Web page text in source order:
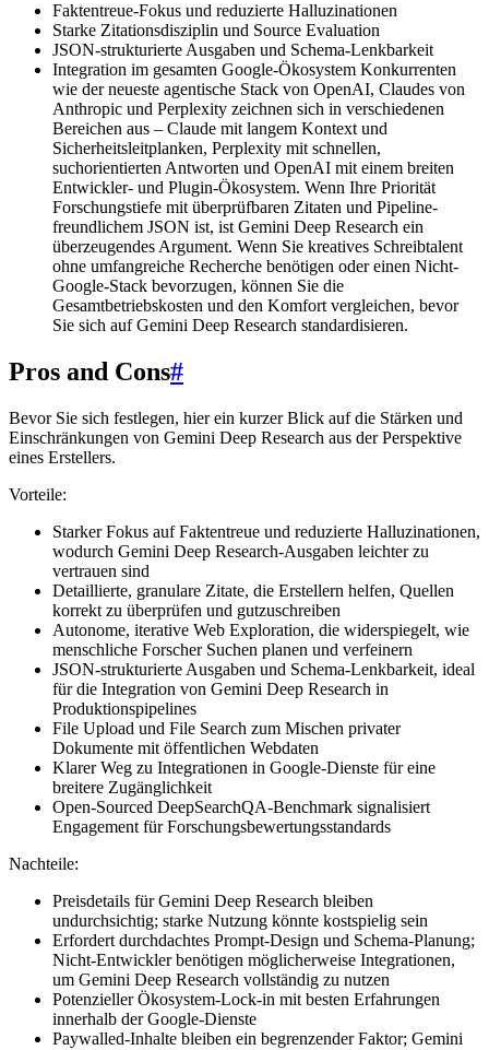
Faktentreue-Fokus und reduzierte Halluzinationen
Starke Zitationsdisziplin und Source Evaluation
JSON-strukturierte Ausgaben und Schema-Lenkbarkeit
Integration im gesamten Google-Ökosystem Konkurrenten
wie der neueste agentische Stack von OpenAI, Claudes von
Anthropic und Perplexity zeichnen sich in verschiedenen
Bereichen aus – Claude mit langem Kontext und
Sicherheitsleitplanken, Perplexity mit schnellen,
suchorientierten Antworten und OpenAI mit einem breiten
Entwickler- und Plugin-Ökosystem. Wenn Ihre Priorität
Forschungstiefe mit überprüfbaren Zitaten und Pipeline-
freundlichem JSON ist, ist Gemini Deep Research ein
überzeugendes Argument. Wenn Sie kreatives Schreibtalent
ohne umfangreiche Recherche benötigen oder einen Nicht-
Google-Stack bevorzugen, können Sie die
Gesamtbetriebskosten und den Komfort vergleichen, bevor
Sie sich auf Gemini Deep Research standardisieren.
Pros and Cons#
Bevor Sie sich festlegen, hier ein kurzer Blick auf die Stärken und
Einschränkungen von Gemini Deep Research aus der Perspektive
eines Erstellers.
Vorteile:
Starker Fokus auf Faktentreue und reduzierte Halluzinationen,
wodurch Gemini Deep Research-Ausgaben leichter zu
vertrauen sind
Detaillierte, granulare Zitate, die Erstellern helfen, Quellen
korrekt zu überprüfen und gutzuschreiben
Autonome, iterative Web Exploration, die widerspiegelt, wie
menschliche Forscher Suchen planen und verfeinern
JSON-strukturierte Ausgaben und Schema-Lenkbarkeit, ideal
für die Integration von Gemini Deep Research in
Produktionspipelines
File Upload und File Search zum Mischen privater
Dokumente mit öffentlichen Webdaten
Klarer Weg zu Integrationen in Google-Dienste für eine
breitere Zugänglichkeit
Open-Sourced DeepSearchQA-Benchmark signalisiert
Engagement für Forschungsbewertungsstandards
Nachteile:
Preisdetails für Gemini Deep Research bleiben
undurchsichtig; starke Nutzung könnte kostspielig sein
Erfordert durchdachtes Prompt-Design und Schema-Planung;
Nicht-Entwickler benötigen möglicherweise Integrationen,
um Gemini Deep Research vollständig zu nutzen
Potenzieller Ökosystem-Lock-in mit besten Erfahrungen
innerhalb der Google-Dienste
Paywalled-Inhalte bleiben ein begrenzender Faktor; Gemini